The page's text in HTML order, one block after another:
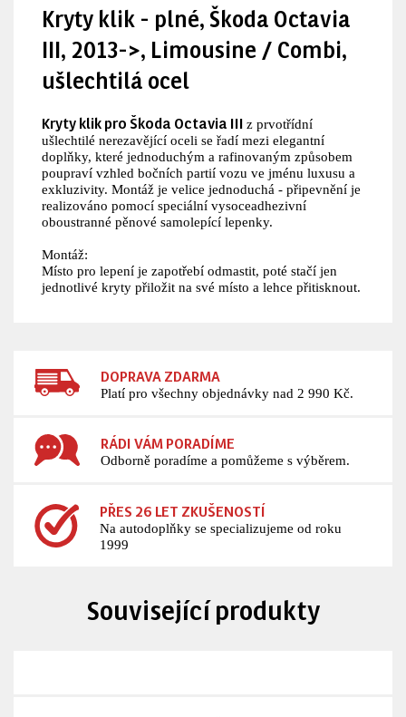
Kryty klik - plné, Škoda Octavia
III, 2013->, Limousine / Combi,
ušlechtilá ocel
Kryty klik pro Škoda Octavia III z prvotřídní
ušlechtilé nerezavějící oceli se řadí mezi elegantní
doplňky, které jednoduchým a rafinovaným způsobem
poupraví vzhled bočních partií vozu ve jménu luxusu a
exkluzivity. Montáž je velice jednoduchá - připevnění je
realizováno pomocí speciální vysoceadhezivní
oboustranné pěnové samolepící lepenky.
Montáž:
Místo pro lepení je zapotřebí odmastit, poté stačí jen
jednotlivé kryty přiložit na své místo a lehce přitisknout.
DOPRAVA ZDARMA
Platí pro všechny objednávky nad 2 990 Kč.
RÁDI VÁM PORADÍME
Odborně poradíme a pomůžeme s výběrem.
PŘES 26 LET ZKUŠENOSTÍ
Na autodoplňky se specializujeme od roku
1999
Související produkty